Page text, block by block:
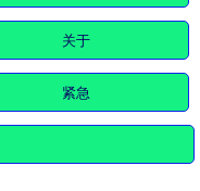
关于
紧急